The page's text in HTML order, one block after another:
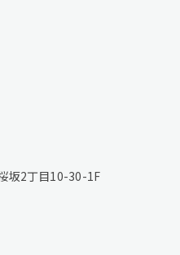
坂2丁目10-30-1F